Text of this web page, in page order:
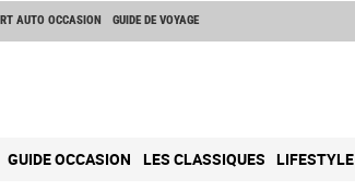
AUTO OCCASION GUIDE DE VOYAGE
GUIDE OCCASION LES CLASSIQUES LIFESTYLE